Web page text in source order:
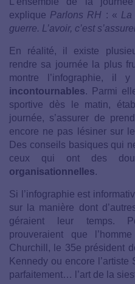
explique Parlons RH : « La
guerre. L’avoir, c’est
En réalité, il existe
rendre sa journée la plus
montre l’infographie, il
incontournables. Parmi
sportive dès le matin,
journée, s’assurer de
encore ne pas lésiner sur
Des conseils basiques qui
ceux qui ont des
organisationnelles.
Si l’infographie est
sur la manière dont
géraient leur temps.
prouveraient que
Churchill, le 35e président
Kennedy ou encore
parfaitement… l’art de la